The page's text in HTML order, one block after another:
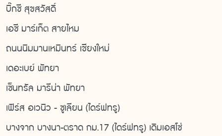
บิ๊กซี สุขสวัสดิ์
เอซี มาร์เก็ต สายไหม
ถนนนิมมานเหมินทร์ เชียงใหม่
เดอะเบย์ พัทยา
เซ็นทรัล มารีน่า พัทยา
เฟิร์ส อเวนิว - ซูเลียน (ไดร์ฟทรู)
บางจาก บางนา-ตราด กม.17 (ไดร์ฟทรู) เดิมเอสโซ่